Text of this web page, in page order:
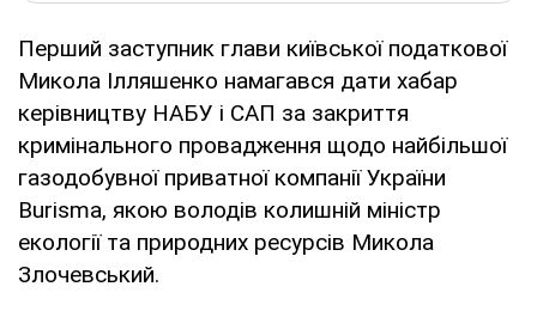
Перший заступник глави київської податкової
Микола Ілляшенко намагався дати хабар
керівництву НАБУ і САП за закриття
кримінального провадження щодо найбільшої
газодобувної приватної компанії України
Burisma, якою володів колишній міністр
екології та природних ресурсів Микола
Злочевський.